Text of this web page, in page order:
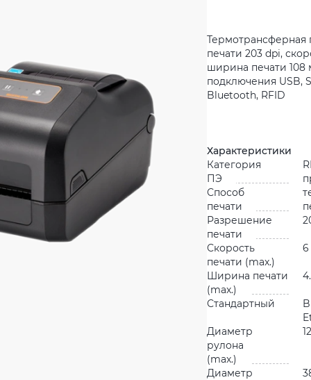
Термотрансферная
печати 203 dpi,
ширина печати
подключения USB,
Bluetooth, RFID
Характеристики
Категория
ПЭ
Способ
печати
Разрешение
печати
Скорость
печати (max.)
6
Ширина печати
(max.)
Стандартный
Диаметр
рулона
(max.)
Диаметр